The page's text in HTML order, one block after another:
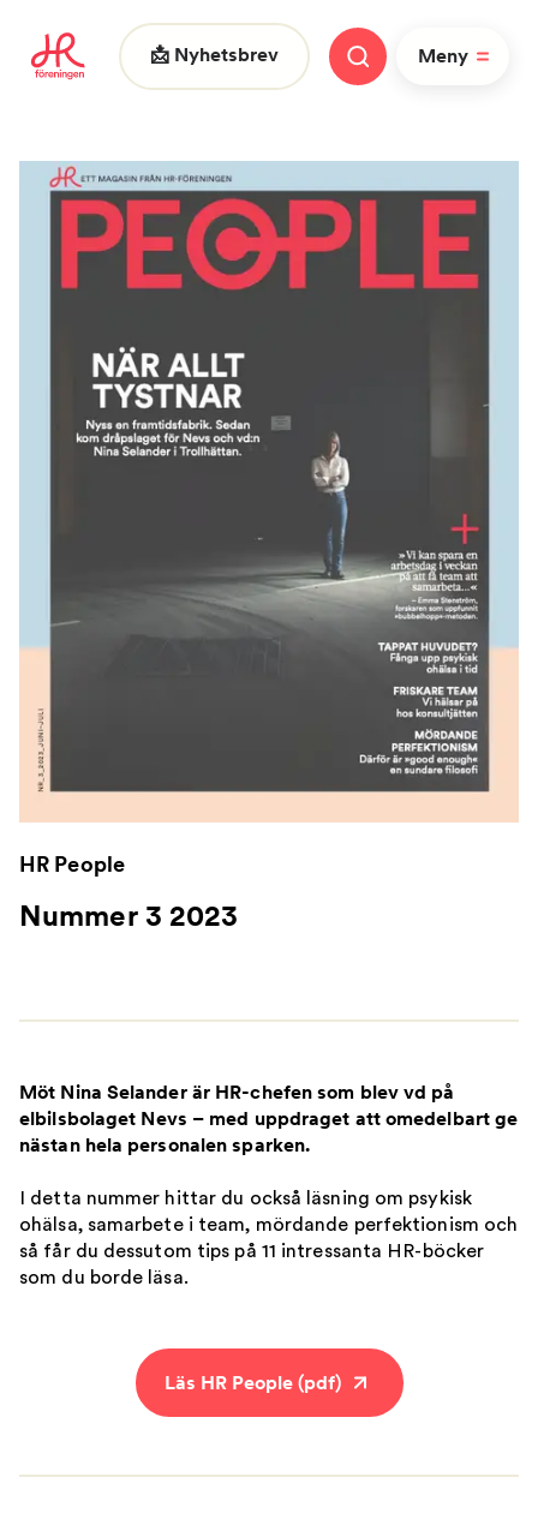
📩 Nyhetsbrev Meny
Vad letar du efter?
Nyheter Nätverk
HR People
Nummer 3 2023
Möt Nina Selander är HR-chefen som blev vd på
elbilsbolaget Nevs – med uppdraget att omedelbart ge
nästan hela personalen sparken.
I detta nummer hittar du också läsning om psykisk
ohälsa, samarbete i team, mördande perfektionism och
så får du dessutom tips på 11 intressanta HR-böcker
som du borde läsa.
Läs HR People (pdf)